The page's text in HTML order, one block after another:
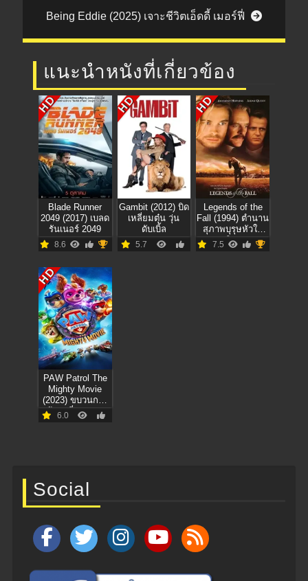
Being Eddie (2025) เจาะชีวิตเอ็ดดี้ เมอร์ฟี่
แนะนำหนังที่เกี่ยวข้อง
HD
Blade Runner
2049 (2017) เบลด
รันเนอร์ 2049
8.6
HD
Gambit (2012) บิด
เหลี่ยมตุ๋น วุ่น
ดับเบิ้ล
5.7
HD
Legends of the
Fall (1994) ตำนาน
สุภาพบุรุษหัวใจ
ชาติผยอง
7.5
HD
PAW Patrol The
Mighty Movie
(2023) ขบวนการ
เจ้าตูบสี่ขา เดอะ
ไมตี้ มูฟวี่
6.0
Social